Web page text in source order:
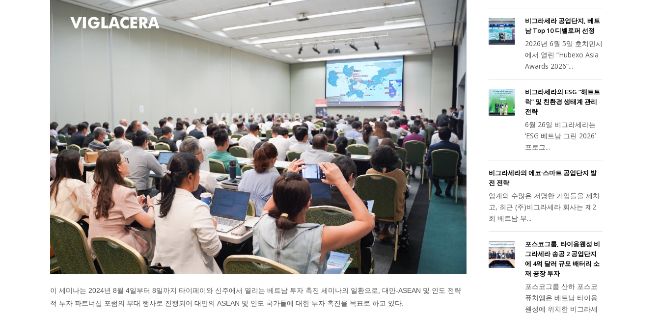
이 세미나는 2024년 8월 4일부터 8일까지 타이페이와 신주에서 열리는 베트남 투자 촉진 세미나의 일환으로, 대만-ASEAN 및 인도 전략
적 투자 파트너십 포럼의 부대 행사로 진행되어 대만의 ASEAN 및 인도 국가들에 대한 투자 촉진을 목표로 하고 있다.
비그라세라 공업단지, 베트
남 Top 10 디벨로퍼 선정
2026년 6월 5일 호치민시
에서 열린 “Hubexo Asia
Awards 2026”...
비그라세라의 ESG “해트트
릭” 및 친환경 생태계 관리
전략
6월 26일 비그라세라는
‘ESG 베트남 그린 2026’
프로그...
비그라세라의 에코·스마트 공업단지 발
전 전략
업계의 수많은 저명한 기업들을 제치
고, 최근 (주)비그라세라 회사는 제2
회 베트남 부...
포스코그룹, 타이응웬성 비
그라세라 송공 2 공업단지
에 4억 달러 규모 배터리 소
재 공장 투자
포스코그룹 산하 포스코
퓨처엠은 베트남 타이응
웬성에 위치한 비그라세